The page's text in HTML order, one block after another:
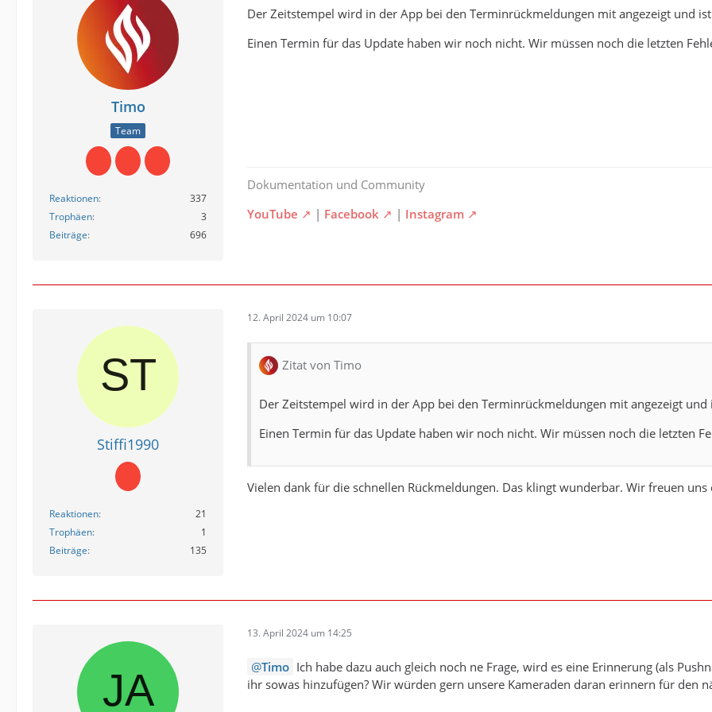
Connect Seitig ist dies auch alles schon implementiert. Wir müssen dann nur
Timo
Team
Reaktionen
337
Trophäen
3
Beiträge
696
Der Zeitstempel wird in der App bei den Terminrückmeldungen mit angezeigt und
Einen Termin für das Update haben wir noch nicht. Wir müssen noch die letzten
Dokumentation und Community
YouTube
| Facebook | Instagram
Stiffi1990
Reaktionen
21
Trophäen
1
Beiträge
135
12. April 2024 um 10:07
Zitat von Timo
Der Zeitstempel wird in der App bei den Terminrückmeldungen mit angezeigt
Einen Termin für das Update haben wir noch nicht. Wir müssen noch die letzten
Vielen dank für die schnellen Rückmeldungen. Das klingt wunderbar. Wir freuen uns
13. April 2024 um 14:25
Timo Ich habe dazu auch gleich noch ne Frage, wird es eine Erinnerung (als
ihr sowas hinzufügen? Wir würden gern unsere Kameraden daran erinnern für den